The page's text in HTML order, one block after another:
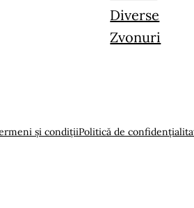
Diverse
Zvonuri
și condițiiPolitică de